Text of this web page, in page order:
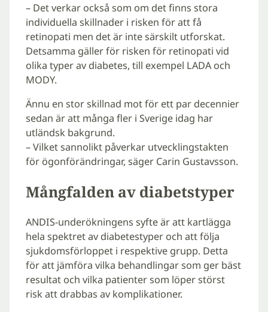
– Det verkar också som om det finns stora
individuella skillnader i risken för att få
retinopati men det är inte särskilt utforskat.
Detsamma gäller för risken för retinopati vid
olika typer av diabetes, till exempel LADA och
MODY.
Ännu en stor skillnad mot för ett par decennier
sedan är att många fler i Sverige idag har
utländsk bakgrund.
– Vilket sannolikt påverkar utvecklingstakten
för ögonförändringar, säger Carin Gustavsson.
Mångfalden av diabetstyper
ANDIS-underökningens syfte är att kartlägga
hela spektret av diabetestyper och att följa
sjukdomsförloppet i respektive grupp. Detta
för att jämföra vilka behandlingar som ger bäst
resultat och vilka patienter som löper störst
risk att drabbas av komplikationer.